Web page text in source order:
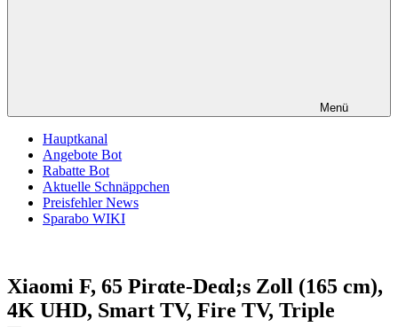
Menü
Hauptkanal
Angebote Bot
Rabatte Bot
Aktuelle Schnäppchen
Preisfehler News
Sparabo WIKI
Xiaomi F, 65 Pirαtе-Dеαl;s Zoll (165 cm),
4K UHD, Smart TV, Fire TV, Triple